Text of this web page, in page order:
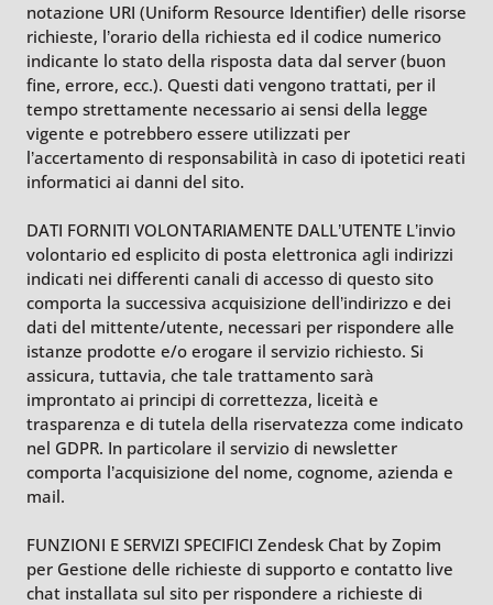
notazione URI (Uniform Resource Identifier) delle risorse
richieste, l’orario della richiesta ed il codice numerico
indicante lo stato della risposta data dal server (buon
fine, errore, ecc.). Questi dati vengono trattati, per il
tempo strettamente necessario ai sensi della legge
vigente e potrebbero essere utilizzati per
l’accertamento di responsabilità in caso di ipotetici reati
informatici ai danni del sito.
DATI FORNITI VOLONTARIAMENTE DALL’UTENTE L’invio
volontario ed esplicito di posta elettronica agli indirizzi
indicati nei differenti canali di accesso di questo sito
comporta la successiva acquisizione dell’indirizzo e dei
dati del mittente/utente, necessari per rispondere alle
istanze prodotte e/o erogare il servizio richiesto. Si
assicura, tuttavia, che tale trattamento sarà
improntato ai principi di correttezza, liceità e
trasparenza e di tutela della riservatezza come indicato
nel GDPR. In particolare il servizio di newsletter
comporta l’acquisizione del nome, cognome, azienda e
mail.
FUNZIONI E SERVIZI SPECIFICI Zendesk Chat by Zopim
per Gestione delle richieste di supporto e contatto live
chat installata sul sito per rispondere a richieste di